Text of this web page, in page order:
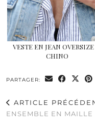
VESTE EN JEAN
CHINO
PARTAGER:
ARTICLE
ENSEMBLE EN MAILLE